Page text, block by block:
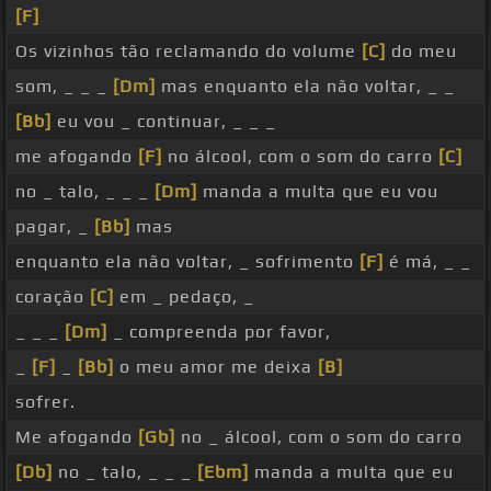
[F]
Os vizinhos tão reclamando do volume [C] do meu
som, _ _ _
[Dm] mas enquanto ela não voltar, _ _
[Bb] eu vou _ continuar, _ _ _
me afogando [F] no álcool, com o som do carro [C]
no _ talo, _ _ _
[Dm] manda a multa que eu vou
pagar, _
[Bb] mas
enquanto ela não voltar, _ sofrimento [F] é má, _ _
coração [C] em _ pedaço, _
[Dm]
_ compreenda por favor,
[F] [Bb] o meu amor me deixa [B]
sofrer.
Me afogando [Gb] no _ álcool, com o som do carro
[Db] no _ talo, _ _ _ [Ebm] manda a multa que eu